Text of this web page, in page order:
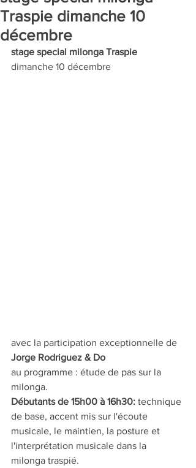
Traspie dimanche 10
décembre
stage special milonga Traspie
dimanche 10 décembre
avec la participation exceptionnelle de
Jorge Rodriguez & Do
au programme : étude de pas sur la
milonga.
Débutants de 15h00 à 16h30: technique
de base, accent mis sur l'écoute
musicale, le maintien, la posture et
l'interprétation musicale dans la
milonga traspié.